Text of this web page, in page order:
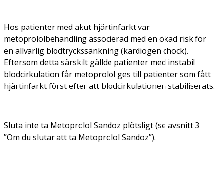
Hos patienter med akut hjärtinfarkt var
metoprololbehandling associerad med en ökad risk för
en allvarlig blodtryckssänkning (kardiogen chock).
Eftersom detta särskilt gällde patienter med instabil
blodcirkulation får metoprolol ges till patienter som fått
hjärtinfarkt först efter att blodcirkulationen stabiliserats.
Sluta inte ta Metoprolol Sandoz plötsligt (se avsnitt 3
”Om du slutar att ta Metoprolol Sandoz”).